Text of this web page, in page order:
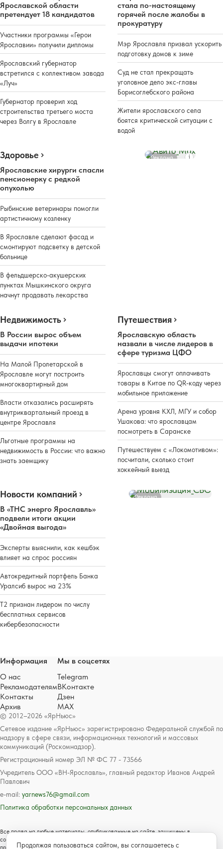
Ярославской области
претендует 18 кандидатов
Участники программы «Герои
Ярославии» получили дипломы
Ярославский губернатор
встретился с коллективом завода
«Луч»
Губернатор проверил ход
строительства третьего моста
через Волгу в Ярославле
стала по-настоящему
горячей после жалобы в
прокуратуру
Мэр Ярославля призвал ускорить
подготовку домов к зиме
Суд не стал прекращать
уголовное дело экс-главы
Борисоглебского района
Жители ярославского села
боятся критической ситуации с
водой
Здоровье
Ярославские хирурги спасли
пенсионерку с редкой
опухолью
Рыбинские ветеринары помогли
артистичному козленку
В Ярославле сделают фасад и
смонтируют подсветку в детской
больнице
В фельдшерско-акушерских
пунктах Мышкинского округа
начнут продавать лекарства
Реклама
Недвижимость
В России вырос объем
выдачи ипотеки
На Малой Пролетарской в
Ярославле могут построить
многоквартирный дом
Власти отказались расширять
внутриквартальный проезд в
центре Ярославля
Льготные программы на
недвижимость в России: что важно
знать заемщику
Путешествия
Ярославскую область
назвали в числе лидеров в
сфере туризма ЦФО
Ярославцы смогут оплачивать
товары в Китае по QR-коду через
мобильное приложение
Арена уровня КХЛ, МГУ и собор
Ушакова: что ярославцам
посмотреть в Саранске
Путешествуем с «Локомотивом»:
посчитали, сколько стоит
хоккейный выезд
Новости компаний
В «ТНС энерго Ярославль»
подвели итоги акции
«Двойная выгода»
Эксперты выяснили, как кешбэк
влияет на спрос россиян
Автокредитный портфель Банка
Уралсиб вырос на 23%
Т2 признан лидером по числу
бесплатных сервисов
кибербезопасности
Реклама
© 2012–2026 «ЯрНьюс»
Сетевое издание «ЯрНьюс» зарегистрировано Федеральной службой по
надзору в сфере связи, информационных технологий и массовых
коммуникаций (Роскомнадзор).
Регистрационный номер ЭЛ № ФС 77 - 73566
Учредитель ООО «ВН-Ярославль», главный редактор Иванов Андрей
Павлович
e-mail: yarnews76@gmail.com
Политика обработки персональных данных
Все права на любые материалы, опубликованные на сайте, защищены в
соответствии с российским и международным законодательством об авторском
праве и смежных правах. Любое использование текстовых, фото, аудио и
Информация
О нас
Рекламодателям
Контакты
Архив
Мы в соцсетях
Telegram
ВКонтакте
Дзен
MAX
Продолжая пользоваться сайтом, вы соглашаетесь с